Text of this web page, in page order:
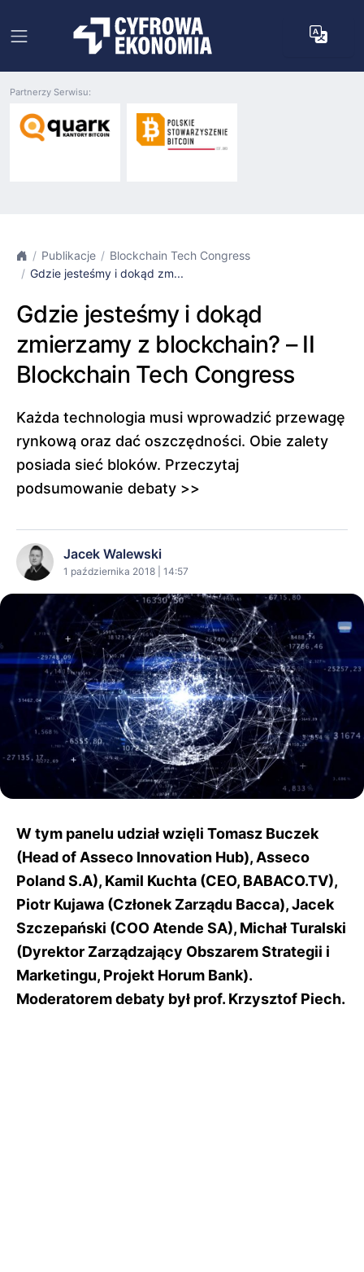
Partnerzy Serwisu:
Publikacje
Blockchain Tech Congress
Gdzie jesteśmy i dokąd zm...
Gdzie jesteśmy i dokąd
zmierzamy z blockchain? – II
Blockchain Tech Congress
Każda technologia musi wprowadzić przewagę
rynkową oraz dać oszczędności. Obie zalety
posiada sieć bloków. Przeczytaj
podsumowanie debaty >>
Jacek Walewski
1 października 2018 | 14:57
W tym panelu udział wzięli Tomasz Buczek
(Head of Asseco Innovation Hub), Asseco
Poland S.A), Kamil Kuchta (CEO, BABACO.TV),
Piotr Kujawa (Członek Zarządu Bacca), Jacek
Szczepański (COO Atende SA), Michał Turalski
(Dyrektor Zarządzający Obszarem Strategii i
Marketingu, Projekt Horum Bank).
Moderatorem debaty był prof. Krzysztof Piech.